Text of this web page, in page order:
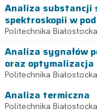
Analiza substancji
spektroskopii w
Politechnika Białostocka
Analiza sygnałów
oraz
Politechnika Białostocka
Analiza termiczna
Politechnika Białostocka